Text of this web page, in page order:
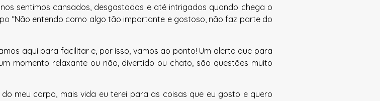
sentimos cansados, desgastados e até intrigados quando chega o
“Não entendo como algo tão importante e gostoso, não faz parte do
aqui para facilitar e, por isso, vamos ao ponto! Um alerta que para
momento relaxante ou não, divertido ou chato, são questões muito
meu corpo, mais vida eu terei para as coisas que eu gosto e quero